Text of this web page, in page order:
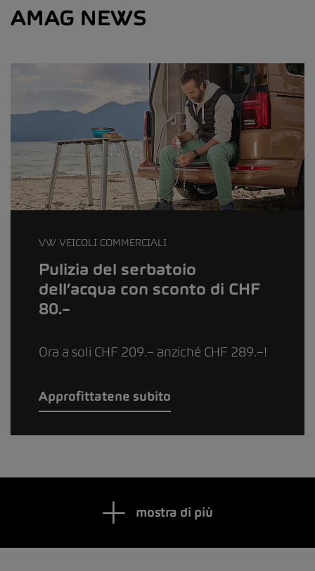
AMAG NEWS
VW VEICOLI COMMERCIALI
Pulizia del serbatoio
dell’acqua con sconto di CHF
80.–
Ora a soli CHF 209.– anziché CHF 289.–!
Approfittatene subito
mostra di più